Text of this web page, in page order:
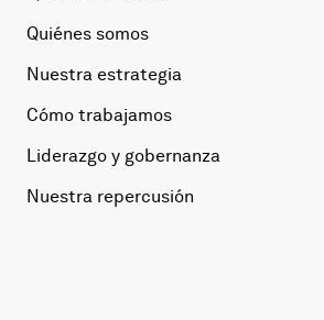
Quiénes somos
Nuestra estrategia
Cómo trabajamos
Liderazgo y gobernanza
Nuestra repercusión